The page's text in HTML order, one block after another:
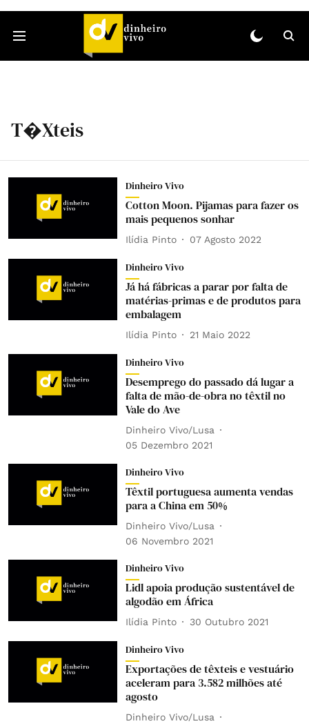
T�xteis
Dinheiro Vivo
Cotton Moon. Pijamas para fazer os
mais pequenos sonhar
Ilídia Pinto 07 Agosto 2022
Dinheiro Vivo
Já há fábricas a parar por falta de
matérias-primas e de produtos para
embalagem
Ilídia Pinto 21 Maio 2022
Dinheiro Vivo
Desemprego do passado dá lugar a
falta de mão-de-obra no têxtil no
Vale do Ave
Dinheiro Vivo/Lusa
05 Dezembro 2021
Dinheiro Vivo
Têxtil portuguesa aumenta vendas
para a China em 50%
Dinheiro Vivo/Lusa
06 Novembro 2021
Dinheiro Vivo
Lidl apoia produção sustentável de
algodão em África
Ilídia Pinto 30 Outubro 2021
Dinheiro Vivo
Exportações de têxteis e vestuário
aceleram para 3.582 milhões até
agosto
Dinheiro Vivo/Lusa